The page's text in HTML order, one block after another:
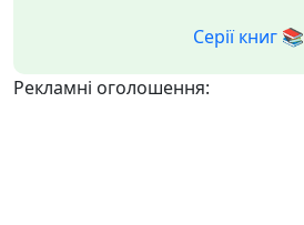
Серії книг 📚
Рекламні оголошення: